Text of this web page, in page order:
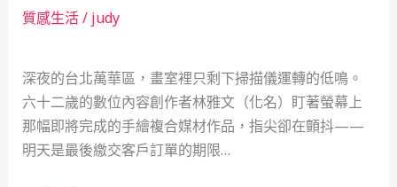
質感生活/ judy
深夜的台北萬華區，畫室裡只剩下掃描儀運轉的低鳴。
六十二歲的數位內容創作者林雅文（化名）盯著螢幕上
那幅即將完成的手繪複合媒材作品，指尖卻在顫抖——
明天是最後繳交客戶訂單的期限…